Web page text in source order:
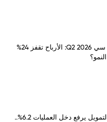
نتائج اس ام سي Q2 2026: الأرباح تقفز 24%
الإنماء: نمو التمويل يرفع دخل العمليات 6.2%..